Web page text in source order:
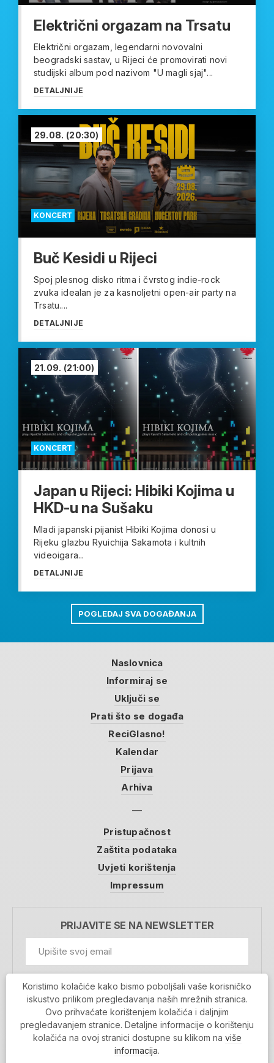
Električni orgazam na Trsatu
Električni orgazam, legendarni novovalni
beogradski sastav, u Rijeci će promovirati novi
studijski album pod nazivom "U magli sjaj"...
DETALJNIJE
KONCERT
29.08. (20:30)
Buč Kesidi u Rijeci
Spoj plesnog disko ritma i čvrstog indie-rock
zvuka idealan je za kasnoljetni open-air party na
Trsatu....
DETALJNIJE
KONCERT
21.09. (21:00)
Japan u Rijeci: Hibiki Kojima u
HKD-u na Sušaku
Mladi japanski pijanist Hibiki Kojima donosi u
Rijeku glazbu Ryuichija Sakamota i kultnih
videoigara...
DETALJNIJE
POGLEDAJ SVA DOGAĐANJA
Naslovnica
Informiraj se
Uključi se
Prati što se događa
ReciGlasno!
Kalendar
Prijava
Arhiva
Pristupačnost
Zaštita podataka
Uvjeti korištenja
Impressum
PRIJAVITE SE NA NEWSLETTER
Prihvaćam da se moji podaci spremaju u bazu
podataka i koriste u svrhu slanja MojaRijeka
newslettera
MOJARIJEKA NEWSLETTER
PRIJAVI SE
Koristimo kolačiće kako bismo poboljšali vaše korisničko
iskustvo prilikom pregledavanja naših mrežnih stranica.
Ovo prihvaćate korištenjem kolačića i daljnjim
pregledavanjem stranice. Detaljne informacije o korištenju
kolačića na ovoj stranici dostupne su klikom na više
informacija.